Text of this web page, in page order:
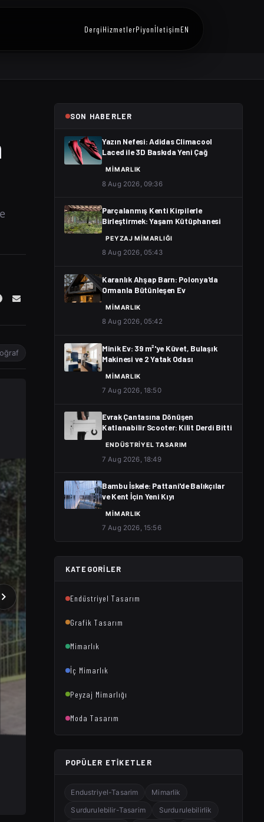
DergiHizmetlerPiyonİletişimEN
SON HABERLER
Yazın Nefesi: Adidas Climacool
Laced ile 3D Baskıda Yeni Çağ
MIMARLIK
8 Aug 2026, 09:36
Parçalanmış Kenti Kirpilerle
Birleştirmek: Yaşam Kütüphanesi
PEYZAJ MIMARLIĞI
8 Aug 2026, 05:43
Karanlık Ahşap Barn: Polonya'da
Ormanla Bütünleşen Ev
MIMARLIK
8 Aug 2026, 05:42
Minik Ev: 39 m²'ye Küvet, Bulaşık
Makinesi ve 2 Yatak Odası
MIMARLIK
7 Aug 2026, 18:50
Evrak Çantasına Dönüşen
Katlanabilir Scooter: Kilit Derdi Bitti
ENDÜSTRIYEL TASARIM
7 Aug 2026, 18:49
Bambu İskele: Pattani'de Balıkçılar
ve Kent İçin Yeni Kıyı
MIMARLIK
7 Aug 2026, 15:56
KATEGORILER
Endüstriyel Tasarım
Grafik Tasarım
Mimarlık
İç Mimarlık
Peyzaj Mimarlığı
Moda Tasarım
POPÜLER ETIKETLER
Endustriyel-Tasarim
Mimarlik
Surdurulebilir-Tasarim
Surdurulebilirlik